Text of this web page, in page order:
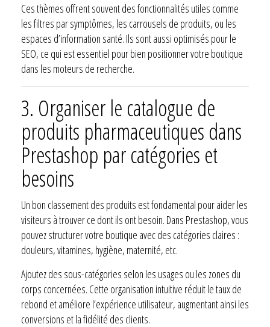
Ces thèmes offrent souvent des fonctionnalités utiles comme
les filtres par symptômes, les carrousels de produits, ou les
espaces d’information santé. Ils sont aussi optimisés pour le
SEO, ce qui est essentiel pour bien positionner votre boutique
dans les moteurs de recherche.
3. Organiser le catalogue de
produits pharmaceutiques dans
Prestashop par catégories et
besoins
Un bon classement des produits est fondamental pour aider les
visiteurs à trouver ce dont ils ont besoin. Dans Prestashop, vous
pouvez structurer votre boutique avec des catégories claires :
douleurs, vitamines, hygiène, maternité, etc.
Ajoutez des sous-catégories selon les usages ou les zones du
corps concernées. Cette organisation intuitive réduit le taux de
rebond et améliore l’expérience utilisateur, augmentant ainsi les
conversions et la fidélité des clients.